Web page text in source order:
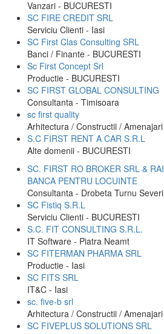
Vanzari - BUCURESTI
SC FIRE CREDIT SRL
Serviciu Clienti - Iasi
SC First Clas Consulting SRL
Banci / Finante - BUCURESTI
Sc First Concept Srl
Productie - BUCURESTI
SC FIRST GLOBAL CONSULTING
Consultanta - Timisoara
sc first quality
Arhitectura / Constructii /
S.C FIRST RENT A CAR S.R.L
Alte domenii - BUCURESTI
SC. FIRST RO BROKER SRL &
BANCA PENTRU LOCUINTE
Consultanta - Drobeta Turnu
SC Fistiq S.R.L
Serviciu Clienti - BUCURESTI
S.C. FIT CONSULTING S.R.L.
IT Software - Piatra Neamt
SC FITERMAN PHARMA SRL
Productie - Iasi
SC FITS SRL
IT&C - Iasi
sc. five-b srl
Arhitectura / Constructii /
SC FIVEPLUS SOLUTIONS SRL